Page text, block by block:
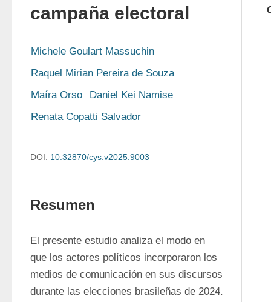
campaña electoral
Michele Goulart Massuchin
Raquel Mirian Pereira de Souza
Maíra Orso
Daniel Kei Namise
Renata Copatti Salvador
DOI: 10.32870/cys.v2025.9003
Resumen
El presente estudio analiza el modo en
que los actores políticos incorporaron los
medios de comunicación en sus discursos
durante las elecciones brasileñas de 2024.